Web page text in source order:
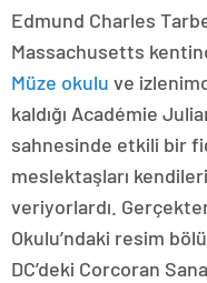
Edmund Charles
Massachusetts
Müze okulu ve
kaldığı Académie
sahnesinde etkili bir
meslektaşları
veriyorlardı.
Okulu’ndaki resim
DC’deki Corcoran